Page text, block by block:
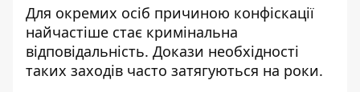
Для окремих осіб причиною конфіскації
найчастіше стає кримінальна
відповідальність. Докази необхідності
таких заходів часто затягуються на роки.